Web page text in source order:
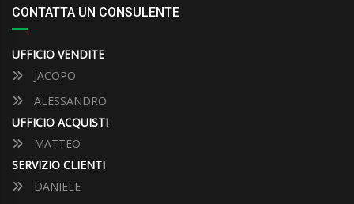
CONTATTA UN CONSULENTE
UFFICIO VENDITE
JACOPO
ALESSANDRO
UFFICIO ACQUISTI
MATTEO
SERVIZIO CLIENTI
DANIELE